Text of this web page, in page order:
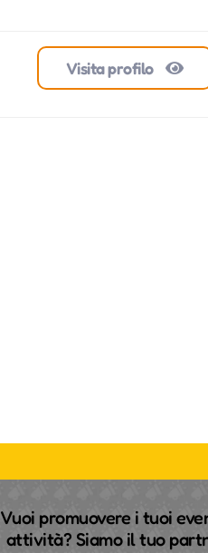
Visita profilo
Vuoi promuovere i tuoi
attività? Siamo il tuo